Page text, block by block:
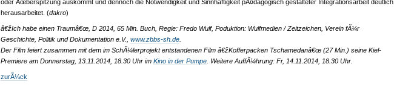
oder Ãœberspitzung auskommt und dennoch die Notwendigkeit und Sinnhaftigkeit pÃ¤dagogisch gestalteter Integrationsarbeit deutlich
herausarbeitet. (dakro)
â€žIch habe einen Traumâ€œ, D 2014, 65 Min. Buch, Regie: Fredo Wulf, Poduktion: Wulfmedien / Zeitzeichen, Verein fÃ¼r
Geschichte, Politik und Dokumentation e.V., www.zbbs-sh.de
Der Film feiert zusammen mit dem im SchÃ¼lerprojekt entstandenen Film â€žKofferpacken Tschamedanâ€œ (27 Min.) seine Kiel-
Premiere am Donnerstag, 13.11.2014, 18.30 Uhr im Kino in der Pumpe . Weitere AuffÃ¼hrung: Fr, 14.11.2014, 18.30 Uhr.
zurÃ¼ck